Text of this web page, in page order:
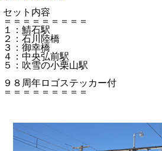
セット内容
＝＝＝＝＝＝＝＝＝
１：鯖石駅
２：石川陸橋
３：御幸橋
４：中央弘前駅
５：吹雪の小栗山駅
９８周年ロゴステッカー付
＝＝＝＝＝＝＝＝＝